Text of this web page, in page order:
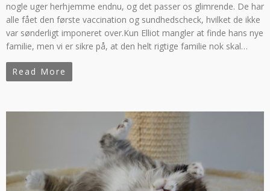
nogle uger herhjemme endnu, og det passer os glimrende. De har
alle fået den første vaccination og sundhedscheck, hvilket de ikke
var sønderligt imponeret over.Kun Elliot mangler at finde hans nye
familie, men vi er sikre på, at den helt rigtige familie nok skal…
Read More